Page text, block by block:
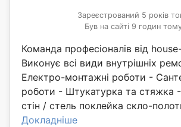
Зареєстрований 5 років
Був на сайті 9 годин
Команда професіоналів від
Виконує всі види внутрішніх
Електро-монтажні роботи -
роботи - Штукатурка та стяжка
стін / стель поклейка скло-
Докладніше